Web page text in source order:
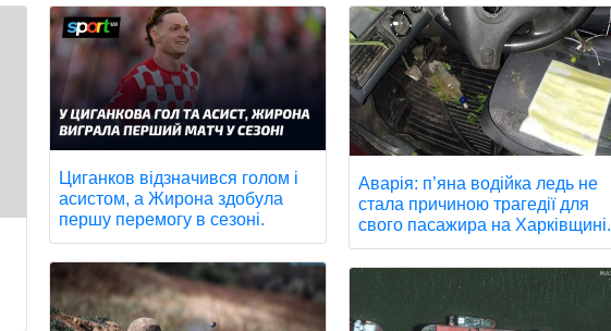
Циганков відзначився голом і
асистом, а Жирона здобула
першу перемогу в сезоні.
Аварія: п’яна водійка ледь не
стала причиною трагедії для
свого пасажира на Харківщині.